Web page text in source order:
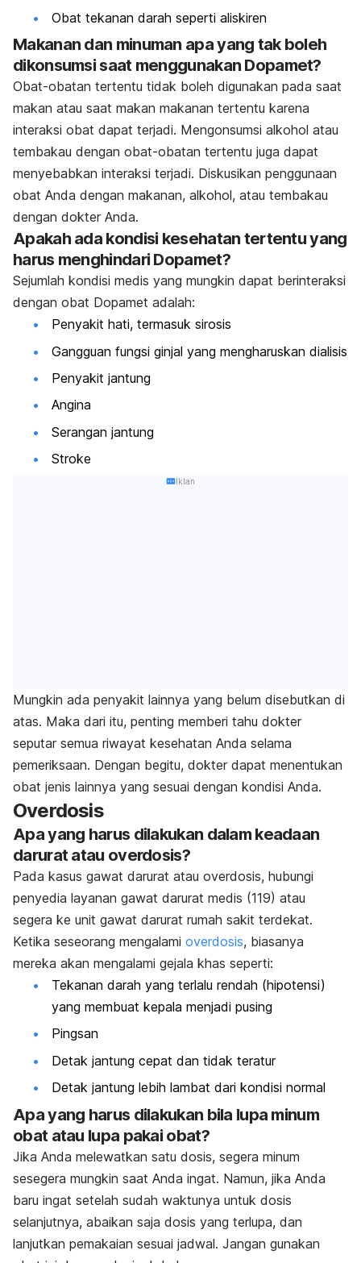
Obat tekanan darah seperti aliskiren
Makanan dan minuman apa yang tak boleh
dikonsumsi saat menggunakan Dopamet?
Obat-obatan tertentu tidak boleh digunakan pada saat
makan atau saat makan makanan tertentu karena
interaksi obat dapat terjadi. Mengonsumsi alkohol atau
tembakau dengan obat-obatan tertentu juga dapat
menyebabkan interaksi terjadi. Diskusikan penggunaan
obat Anda dengan makanan, alkohol, atau tembakau
dengan dokter Anda.
Apakah ada kondisi kesehatan tertentu yang
harus menghindari Dopamet?
Sejumlah kondisi medis yang mungkin dapat berinteraksi
dengan obat Dopamet adalah:
Penyakit hati, termasuk sirosis
Gangguan fungsi ginjal yang mengharuskan dialisis
Penyakit jantung
Angina
Serangan jantung
Stroke
Iklan
Mungkin ada penyakit lainnya yang belum disebutkan di
atas. Maka dari itu, penting memberi tahu dokter
seputar semua riwayat kesehatan Anda selama
pemeriksaan. Dengan begitu, dokter dapat menentukan
obat jenis lainnya yang sesuai dengan kondisi Anda.
Overdosis
Apa yang harus dilakukan dalam keadaan
darurat atau overdosis?
Pada kasus gawat darurat atau overdosis, hubungi
penyedia layanan gawat darurat medis (119) atau
segera ke unit gawat darurat rumah sakit terdekat.
Ketika seseorang mengalami overdosis, biasanya
mereka akan mengalami gejala khas seperti:
Tekanan darah yang terlalu rendah (hipotensi)
yang membuat kepala menjadi pusing
Pingsan
Detak jantung cepat dan tidak teratur
Detak jantung lebih lambat dari kondisi normal
Apa yang harus dilakukan bila lupa minum
obat atau lupa pakai obat?
Jika Anda melewatkan satu dosis, segera minum
sesegera mungkin saat Anda ingat. Namun, jika Anda
baru ingat setelah sudah waktunya untuk dosis
selanjutnya, abaikan saja dosis yang terlupa, dan
lanjutkan pemakaian sesuai jadwal. Jangan gunakan